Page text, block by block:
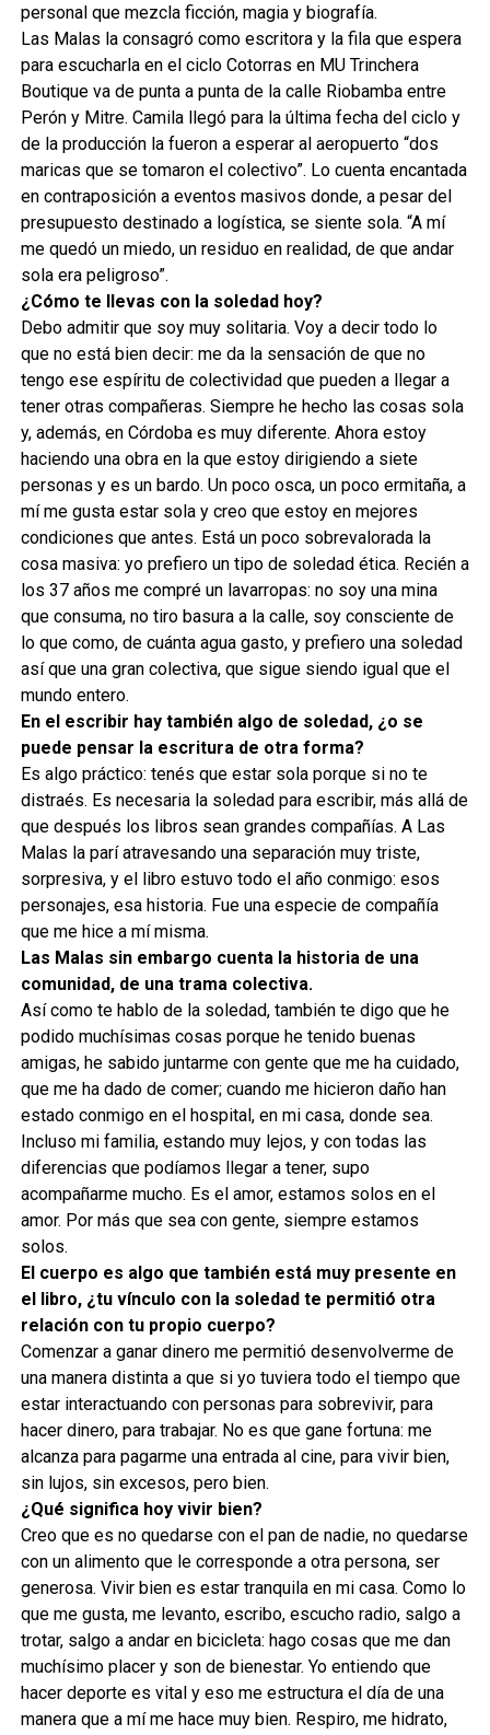
personal que mezcla ficción, magia y biografía.
Las Malas la consagró como escritora y la fila que espera
para escucharla en el ciclo Cotorras en MU Trinchera
Boutique va de punta a punta de la calle Riobamba entre
Perón y Mitre. Camila llegó para la última fecha del ciclo y
de la producción la fueron a esperar al aeropuerto “dos
maricas que se tomaron el colectivo”. Lo cuenta encantada
en contraposición a eventos masivos donde, a pesar del
presupuesto destinado a logística, se siente sola. “A mí
me quedó un miedo, un residuo en realidad, de que andar
sola era peligroso”.
¿Cómo te llevas con la soledad hoy?
Debo admitir que soy muy solitaria. Voy a decir todo lo
que no está bien decir: me da la sensación de que no
tengo ese espíritu de colectividad que pueden a llegar a
tener otras compañeras. Siempre he hecho las cosas sola
y, además, en Córdoba es muy diferente. Ahora estoy
haciendo una obra en la que estoy dirigiendo a siete
personas y es un bardo. Un poco osca, un poco ermitaña, a
mí me gusta estar sola y creo que estoy en mejores
condiciones que antes. Está un poco sobrevalorada la
cosa masiva: yo prefiero un tipo de soledad ética. Recién a
los 37 años me compré un lavarropas: no soy una mina
que consuma, no tiro basura a la calle, soy consciente de
lo que como, de cuánta agua gasto, y prefiero una soledad
así que una gran colectiva, que sigue siendo igual que el
mundo entero.
En el escribir hay también algo de soledad, ¿o se
puede pensar la escritura de otra forma?
Es algo práctico: tenés que estar sola porque si no te
distraés. Es necesaria la soledad para escribir, más allá de
que después los libros sean grandes compañías. A Las
Malas la parí atravesando una separación muy triste,
sorpresiva, y el libro estuvo todo el año conmigo: esos
personajes, esa historia. Fue una especie de compañía
que me hice a mí misma.
Las Malas sin embargo cuenta la historia de una
comunidad, de una trama colectiva.
Así como te hablo de la soledad, también te digo que he
podido muchísimas cosas porque he tenido buenas
amigas, he sabido juntarme con gente que me ha cuidado,
que me ha dado de comer; cuando me hicieron daño han
estado conmigo en el hospital, en mi casa, donde sea.
Incluso mi familia, estando muy lejos, y con todas las
diferencias que podíamos llegar a tener, supo
acompañarme mucho. Es el amor, estamos solos en el
amor. Por más que sea con gente, siempre estamos
solos.
El cuerpo es algo que también está muy presente en
el libro, ¿tu vínculo con la soledad te permitió otra
relación con tu propio cuerpo?
Comenzar a ganar dinero me permitió desenvolverme de
una manera distinta a que si yo tuviera todo el tiempo que
estar interactuando con personas para sobrevivir, para
hacer dinero, para trabajar. No es que gane fortuna: me
alcanza para pagarme una entrada al cine, para vivir bien,
sin lujos, sin excesos, pero bien.
¿Qué significa hoy vivir bien?
Creo que es no quedarse con el pan de nadie, no quedarse
con un alimento que le corresponde a otra persona, ser
generosa. Vivir bien es estar tranquila en mi casa. Como lo
que me gusta, me levanto, escribo, escucho radio, salgo a
trotar, salgo a andar en bicicleta: hago cosas que me dan
muchísimo placer y son de bienestar. Yo entiendo que
hacer deporte es vital y eso me estructura el día de una
manera que a mí me hace muy bien. Respiro, me hidrato,